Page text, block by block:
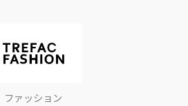
ファッション